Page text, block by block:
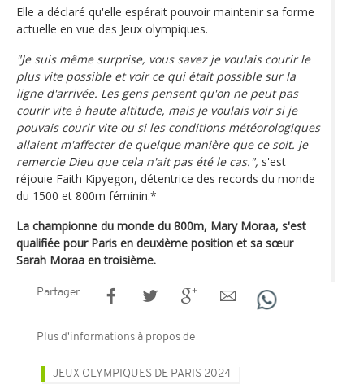
Elle a déclaré qu'elle espérait pouvoir maintenir sa forme
actuelle en vue des Jeux olympiques.
"Je suis même surprise, vous savez je voulais courir le
plus vite possible et voir ce qui était possible sur la
ligne d'arrivée. Les gens pensent qu'on ne peut pas
courir vite à haute altitude, mais je voulais voir si je
pouvais courir vite ou si les conditions météorologiques
allaient m'affecter de quelque manière que ce soit. Je
remercie Dieu que cela n'ait pas été le cas.", s'est
réjouie Faith Kipyegon, détentrice des records du monde
du 1500 et 800m féminin.*
La championne du monde du 800m, Mary Moraa, s'est
qualifiée pour Paris en deuxième position et sa sœur
Sarah Moraa en troisième.
Partager
Plus d'informations à propos de
JEUX OLYMPIQUES DE PARIS 2024